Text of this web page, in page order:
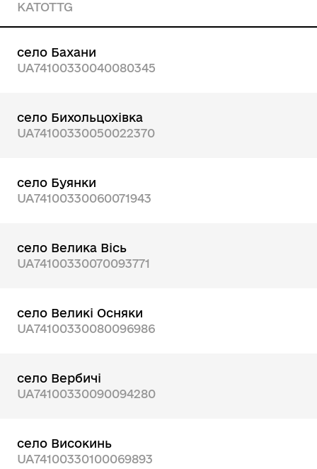
KATOTTG
село Бахани
UA74100330040080345
село Бихольцохівка
UA74100330050022370
село Буянки
UA74100330060071943
село Велика Вісь
UA74100330070093771
село Великі Осняки
UA74100330080096986
село Вербичі
UA74100330090094280
село Високинь
UA74100330100069893